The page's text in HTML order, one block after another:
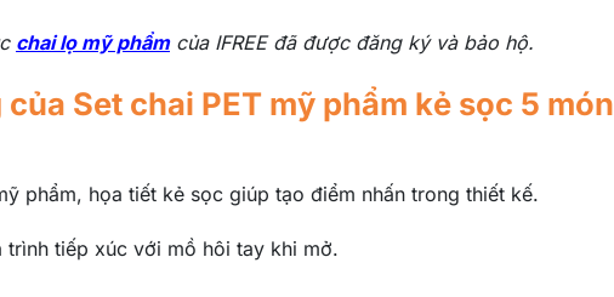
chai lọ mỹ phẩmcủa IFREE đã được đăng ký và bảo hộ.
Set chai PET mỹ phẩm kẻ sọc 5 món
phẩm, họa tiết kẻ sọc giúp tạo điểm nhấn trong thiết kế.
tiếp xúc với mồ hôi tay khi mở.